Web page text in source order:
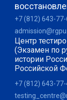
+7 (812) 643-
Центр
(Экзамен по
истории
Российской
+7 (812) 643-